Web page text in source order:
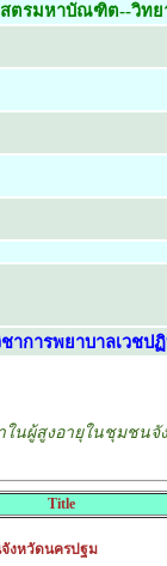
ตรมหาบัณฑิต--วิทย
การพยาบาลเวชป
ในผู้สูงอายุในชุมชนจั
Title
งหวัดนครปฐม